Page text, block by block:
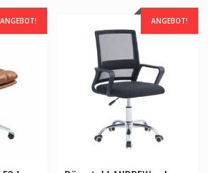
ANGEBOT! ANGEBOT!